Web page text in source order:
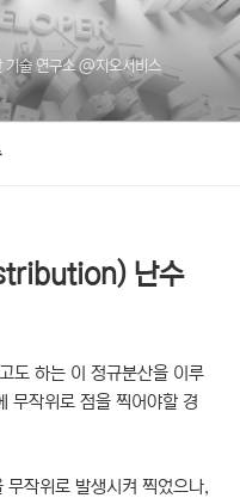
술 연구소 @지오서비스
난수
하는 이 정규분산을 이루
무작위로 점을 찍어야할 경
작위로 발생시켜 찍었으나,